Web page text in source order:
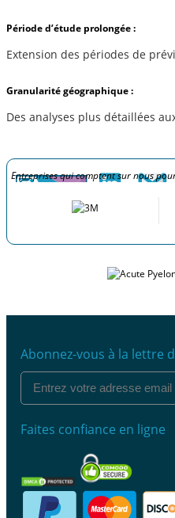
Période d’étude prolongée :
Extension des périodes de
Granularité géographique :
Des analyses plus détaillées
Entreprises qui comptent sur nous
Abonnez-vous à la lettre
Faites confiance en ligne